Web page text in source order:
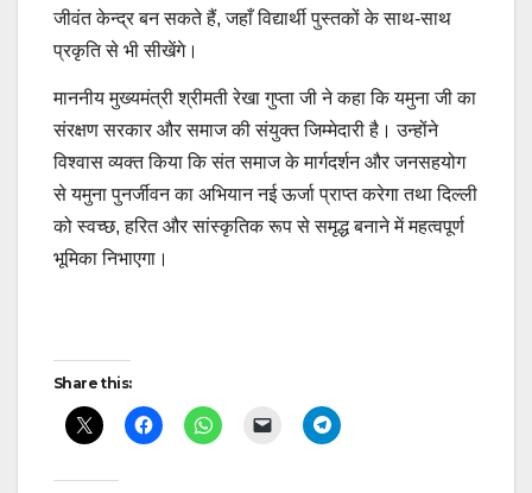
जीवंत केन्द्र बन सकते हैं, जहाँ विद्यार्थी पुस्तकों के साथ-साथ
प्रकृति से भी सीखेंगे।
माननीय मुख्यमंत्री श्रीमती रेखा गुप्ता जी ने कहा कि यमुना जी का
संरक्षण सरकार और समाज की संयुक्त जिम्मेदारी है। उन्होंने
विश्वास व्यक्त किया कि संत समाज के मार्गदर्शन और जनसहयोग
से यमुना पुनर्जीवन का अभियान नई ऊर्जा प्राप्त करेगा तथा दिल्ली
को स्वच्छ, हरित और सांस्कृतिक रूप से समृद्ध बनाने में महत्वपूर्ण
भूमिका निभाएगा।
Post
navigation
Share this: